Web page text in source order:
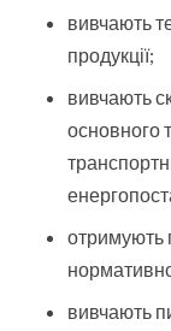
вивчають
продукції;
вивчають
основного
отримують
вивчають